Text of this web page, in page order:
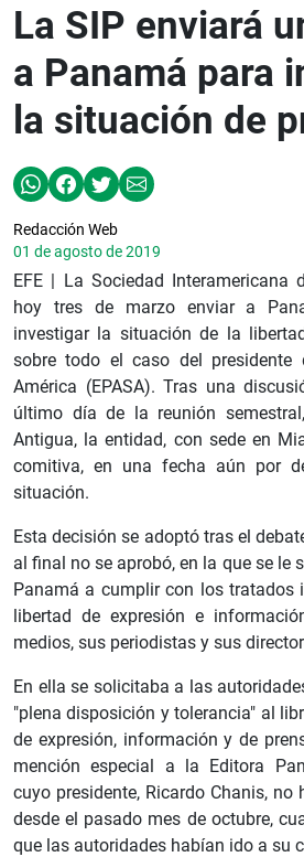
La SIP enviará
a Panamá para
la situación de
Redacción Web
01 de agosto de 2019
EFE | La Sociedad Interamericana
hoy tres de marzo enviar a
investigar la situación de la
sobre todo el caso del presidente
América (EPASA). Tras una
último día de la reunión
Antigua, la entidad, con sede en
comitiva, en una fecha aún por
situación.
Esta decisión se adoptó tras el
al final no se aprobó, en la que se le
Panamá a cumplir con los tratados
libertad de expresión e
medios, sus periodistas y sus
En ella se solicitaba a las
"plena disposición y tolerancia" al
de expresión, información y de
mención especial a la Editora
cuyo presidente, Ricardo Chanis, no
desde el pasado mes de octubre,
que las autoridades habían ido a su